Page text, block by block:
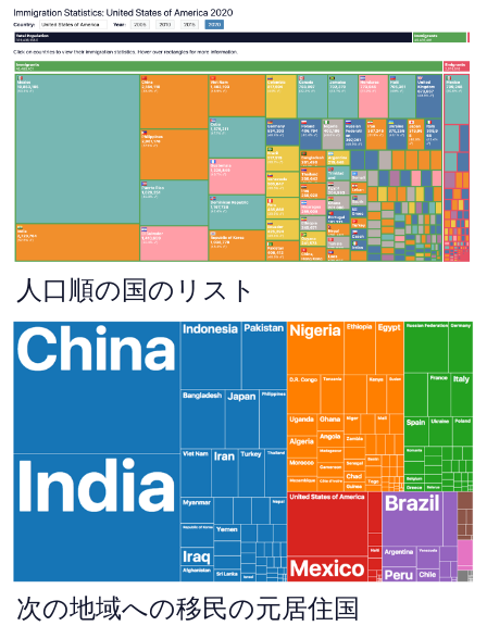
人口順の国のリスト
次の地域への移民の元居住国